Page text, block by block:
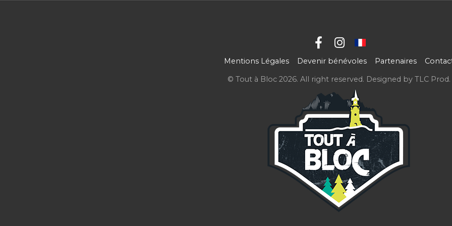
Mentions Légales Devenir bénévoles Partenaires
© Tout à Bloc 2026. All right reserved. Designed by TLC Prod.